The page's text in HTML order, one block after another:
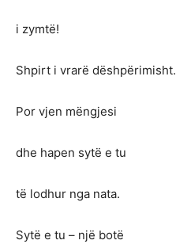
i zymtë!
Shpirt i vrarë dëshpërimisht.
Por vjen mëngjesi
dhe hapen sytë e tu
të lodhur nga nata.
Sytë e tu – një botë